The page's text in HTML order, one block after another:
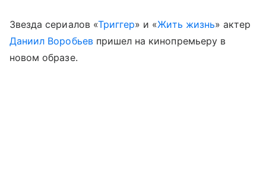
Звезда сериалов «Триггер» и «Жить жизнь» актер
Даниил Воробьевпришел на кинопремьеру в
новом образе.